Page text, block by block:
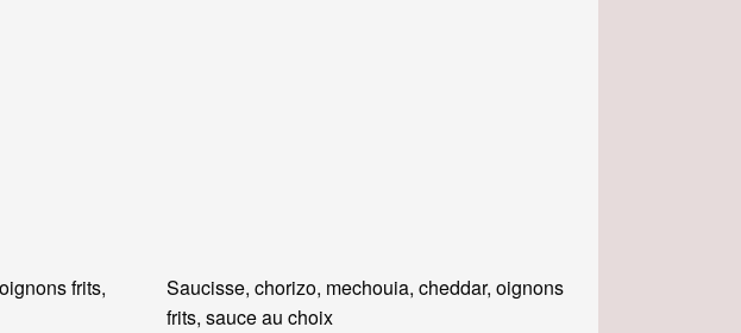
frits,
Saucisse, chorizo, mechouia, cheddar, oignons
frits, sauce au choix